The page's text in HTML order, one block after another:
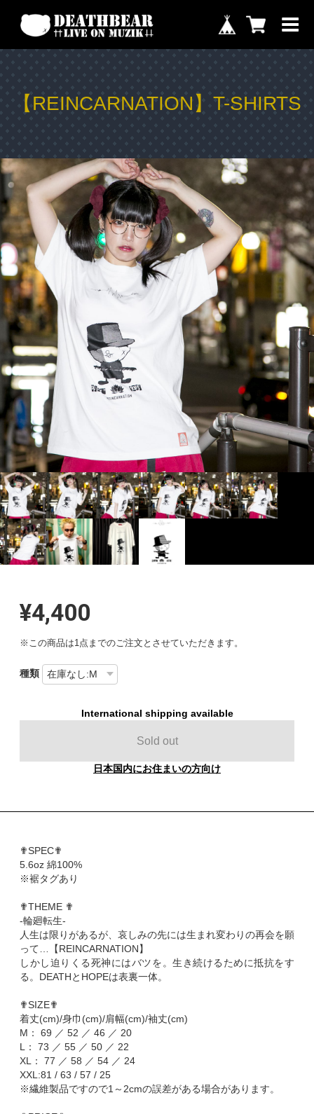
【REINCARNATION】T-SHIRTS
¥4,400
※この商品は1点までのご注文とさせていただきます。
種類
International shipping available
Sold out
日本国内にお住まいの方向け
✟SPEC✟
5.6oz 綿100%
※裾タグあり
✟THEME ✟
-輪廻転生-
人生は限りがあるが、哀しみの先には生まれ変わりの再会を願
って…【REINCARNATION】
しかし迫りくる死神にはバツを。生き続けるために抵抗をす
る。DEATHとHOPEは表裏一体。
✟SIZE✟
着丈(cm)/身巾(cm)/肩幅(cm)/袖丈(cm)
M： 69 ／ 52 ／ 46 ／ 20
L： 73 ／ 55 ／ 50 ／ 22
XL： 77 ／ 58 ／ 54 ／ 24
XXL:81 / 63 / 57 / 25
※繊維製品ですので1～2cmの誤差がある場合があります。